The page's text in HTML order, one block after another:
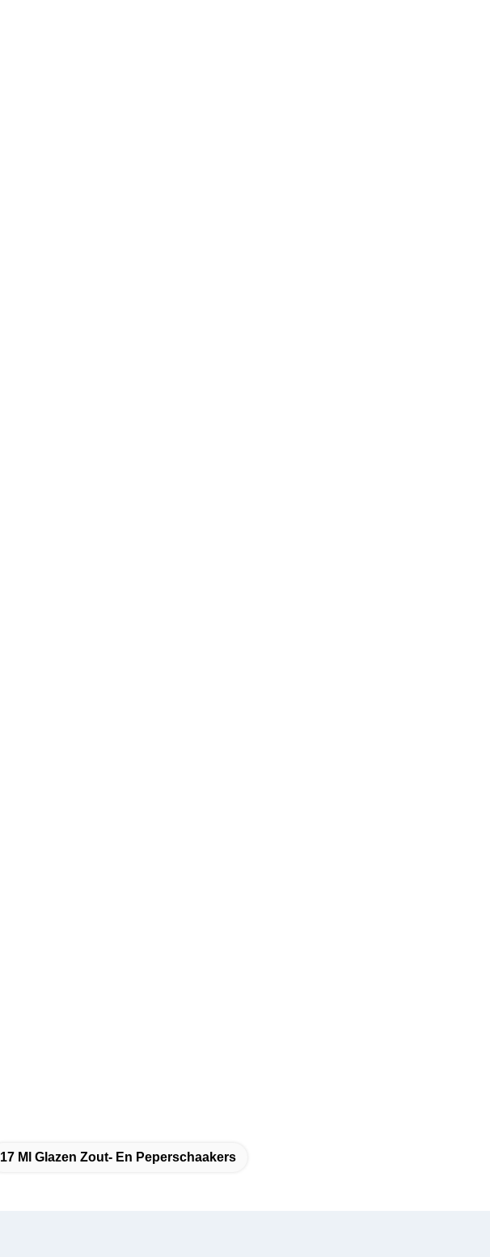
17 Ml Glazen Zout- En Peperschaakers